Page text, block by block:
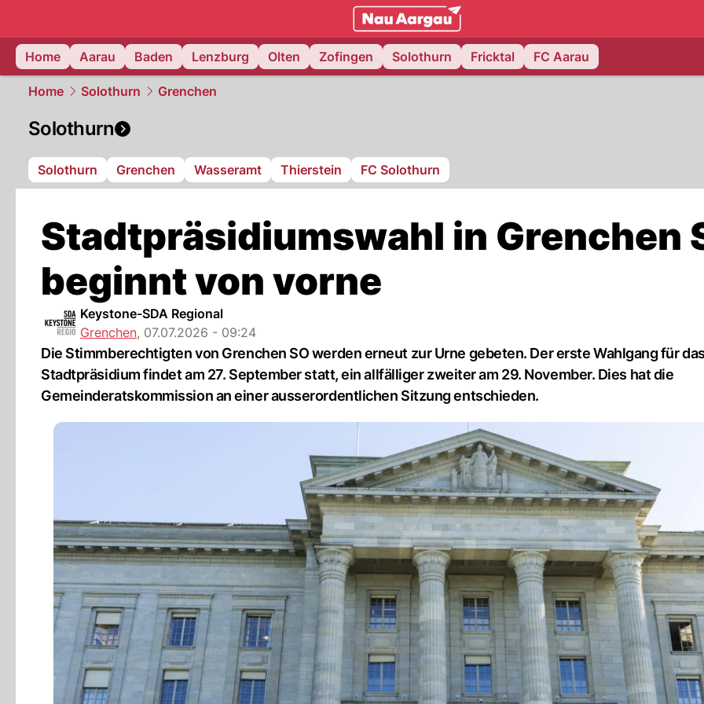
mittelland.NAU.ch
Home
Aarau Baden Lenzburg Olten Zofingen Solothurn Fricktal FC Aarau
Home Solothurn Grenchen
Solothurn
Solothurn Grenchen Wasseramt Thierstein FC Solothurn
Stadtpräsidiumswahl in Grenchen
beginnt von vorne
Keystone-SDA Regional
Grenchen, 07.07.2026 - 09:24
Die Stimmberechtigten von Grenchen SO werden erneut zur Urne gebeten. Der erste Wahlgang für
Stadtpräsidium findet am 27. September statt, ein allfälliger zweiter am 29. November. Dies hat die
Gemeinderatskommission an einer ausserordentlichen Sitzung entschieden.